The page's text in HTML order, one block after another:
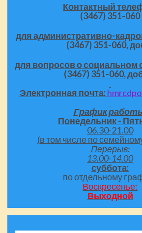
Контактный
(3467)351-060
для административно-
(3467)351-060,
для вопросов о социальном
(3467)351-060,
Электронная почта:
График
Понедельник -
06.30-21.00
(в том числе по
Перерыв:
13.00-14.00
суббота:
по отдельному
Воскресенье:
Выходной